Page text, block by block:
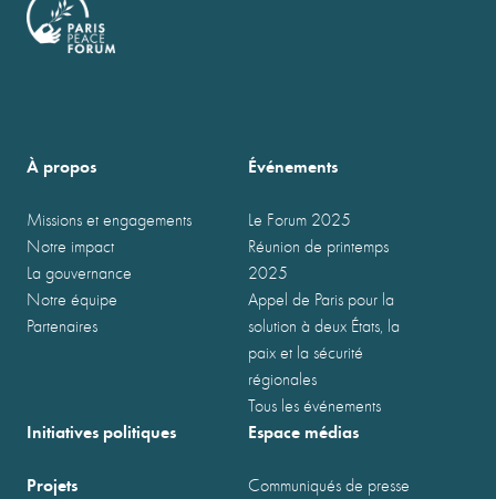
À propos
Missions et engagements
Notre impact
La gouvernance
Notre équipe
Partenaires
Événements
Le Forum 2025
Réunion de printemps
2025
Appel de Paris pour la
solution à deux États, la
paix et la sécurité
régionales
Tous les événements
Initiatives politiques
Projets
Espace médias
Communiqués de presse